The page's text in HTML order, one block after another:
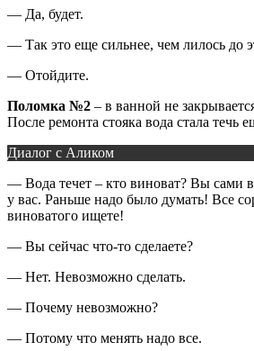
— Да, будет.
— Так это еще сильнее, чем лилось до
— Отойдите.
Поломка №2 – в ванной не
После ремонта стояка вода стала течь
Диалог с Аликом
— Вода течет – кто виноват? Вы сами
у вас. Раньше надо было думать! Все
виноватого ищете!
— Вы сейчас что-то сделаете?
— Нет. Невозможно сделать.
— Почему невозможно?
— Потому что менять надо все.